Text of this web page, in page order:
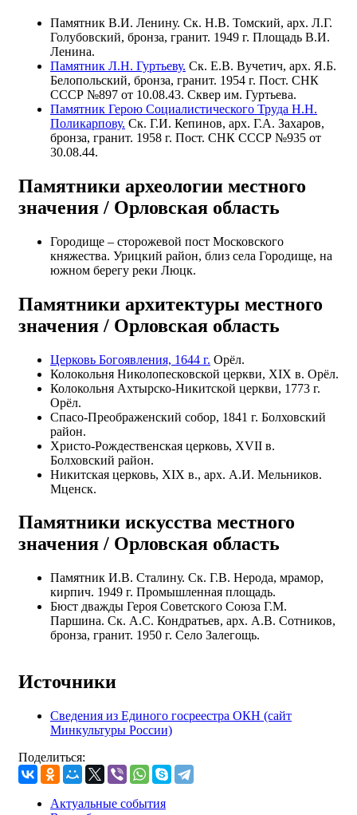
Памятник В.И. Ленину. Ск. Н.В. Томский, арх. Л.Г.
Голубовский, бронза, гранит. 1949 г. Площадь В.И.
Ленина.
Памятник Л.Н. Гуртьеву. Ск. Е.В. Вучетич, арх. Я.Б.
Белопольский, бронза, гранит. 1954 г. Пост. СНК
СССР №897 от 10.08.43. Сквер им. Гуртьева.
Памятник Герою Социалистического Труда Н.Н.
Поликарпову. Ск. Г.И. Кепинов, арх. Г.А. Захаров,
бронза, гранит. 1958 г. Пост. СНК СССР №935 от
30.08.44.
Памятники археологии местного
значения / Орловская область
Городище – сторожевой пост Московского
княжества. Урицкий район, близ села Городище, на
южном берегу реки Люцк.
Памятники архитектуры местного
значения / Орловская область
Церковь Богоявления, 1644 г. Орёл.
Колокольня Николопесковской церкви, XIX в. Орёл.
Колокольня Ахтырско-Никитской церкви, 1773 г.
Орёл.
Спасо-Преображенский собор, 1841 г. Болховский
район.
Христо-Рождественская церковь, XVII в.
Болховский район.
Никитская церковь, XIX в., арх. А.И. Мельников.
Мценск.
Памятники искусства местного
значения / Орловская область
Памятник И.В. Сталину. Ск. Г.В. Нерода, мрамор,
кирпич. 1949 г. Промышленная площадь.
Бюст дважды Героя Советского Союза Г.М.
Паршина. Ск. А.С. Кондратьев, арх. А.В. Сотников,
бронза, гранит. 1950 г. Село Залегощь.
Источники
Сведения из Единого госреестра ОКН (сайт
Минкультуры России)
Поделиться:
Актуальные события